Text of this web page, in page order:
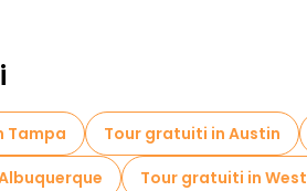
Tampa Tour gratuiti in Austin
Tour gratuiti in